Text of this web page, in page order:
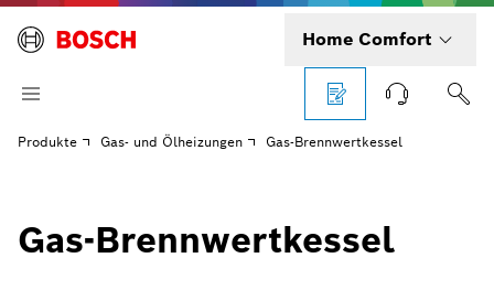
Home Comfort
Produkte Gas- und Ölheizungen Gas-Brennwertkessel
Gas-Brennwertkessel